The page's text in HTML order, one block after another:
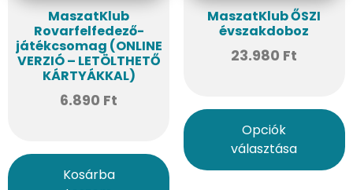
MaszatKlub
Rovarfelfedező-
játékcsomag (ONLINE
VERZIÓ – LETÖLTHETŐ
KÁRTYÁKKAL)
6.890 Ft
Kosárba
MaszatKlub ŐSZI
évszakdoboz
23.980 Ft
Opciók
választása